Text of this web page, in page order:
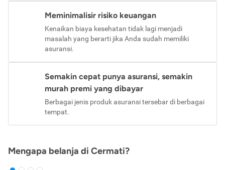
Meminimalisir risiko keuangan
Kenaikan biaya kesehatan tidak lagi menjadi
masalah yang berarti jika Anda sudah memiliki
asuransi.
Semakin cepat punya asuransi, semakin
murah premi yang dibayar
Berbagai jenis produk asuransi tersebar di berbagai
tempat.
Mengapa belanja di Cermati?